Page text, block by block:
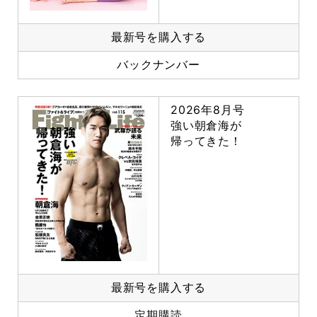
最新号を購入する
バックナンバー
2026年8月号
強い朝倉海が
帰ってきた！
最新号を購入する